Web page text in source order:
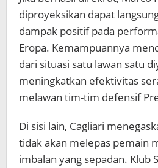
diproyeksikan dapat
dampak positif pada
Eropa. Kemampuannya
dari situasi satu lawan satu
meningkatkan efektivitas
melawan tim-tim defensif
Di sisi lain, Cagliari
tidak akan melepas pemain
imbalan yang sepadan. Klub